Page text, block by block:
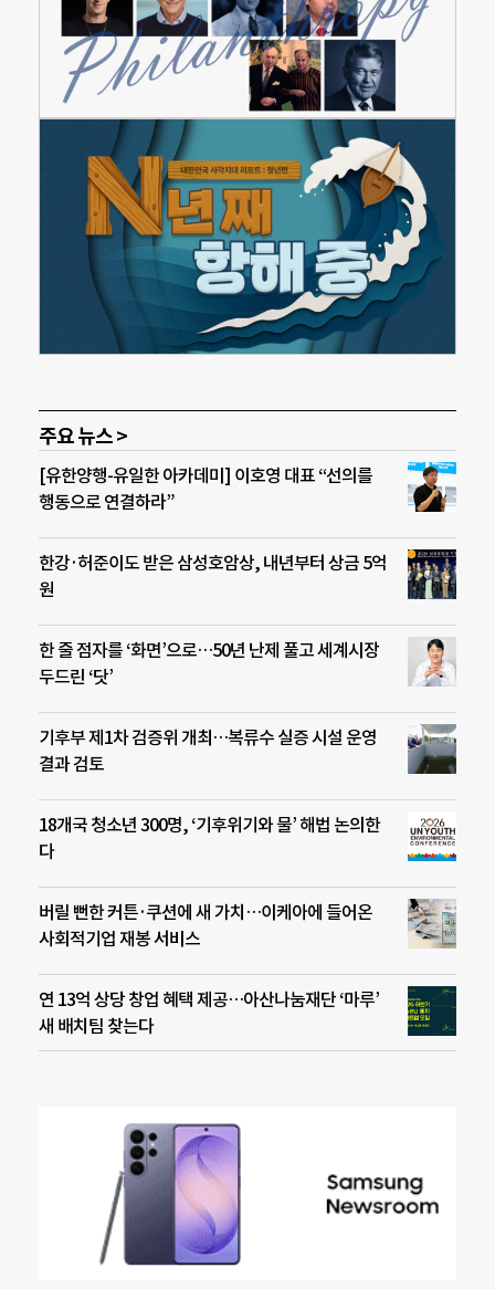
주요 뉴스 >
[유한양행-유일한 아카데미] 이호영 대표 “선의를
행동으로 연결하라”
한강·허준이도 받은 삼성호암상, 내년부터 상금 5억
원
한 줄 점자를 ‘화면’으로…50년 난제 풀고 세계시장
두드린 ‘닷’
기후부 제1차 검증위 개최…복류수 실증 시설 운영
결과 검토
18개국 청소년 300명, ‘기후위기와 물’ 해법 논의한
다
버릴 뻔한 커튼·쿠션에 새 가치…이케아에 들어온
사회적기업 재봉 서비스
연 13억 상당 창업 혜택 제공…아산나눔재단 ‘마루’
새 배치팀 찾는다